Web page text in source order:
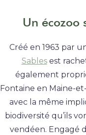
Un écozoo
Créé en 1963 par
Sablesest
également
Fontaine en Maine-
avec la même
biodiversité qu’ils
vendéen. Engagé